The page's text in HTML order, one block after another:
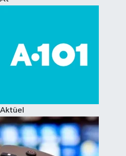
Aktüel